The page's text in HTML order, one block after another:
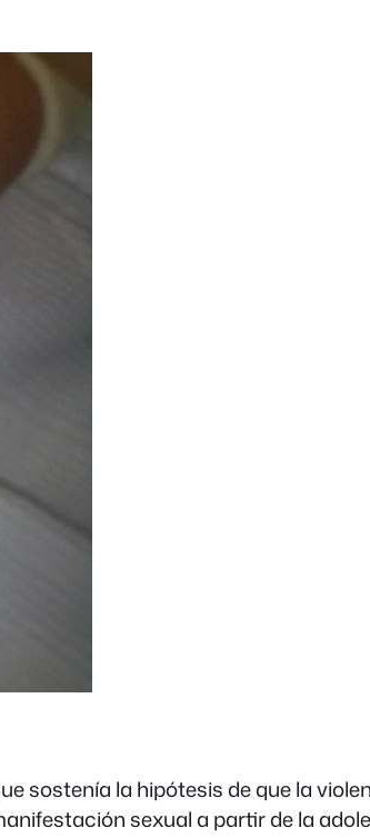
sostenía la hipótesis de que la
sexual a partir de la